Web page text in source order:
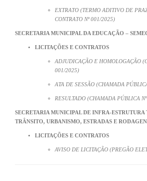
EXTRATO (TERMO ADITIVO DE
CONTRATO Nº 001/2025)
SECRETARIA MUNICIPAL DA EDUCAÇÃO –
LICITAÇÕES E CONTRATOS
ADJUDICAÇÃO E HOMOLOGAÇÃO
001/2025)
ATA DE SESSÃO (CHAMADA
RESULTADO (CHAMADA PÚBLICA
SECRETARIA MUNICIPAL DE INFRA-ESTRUTURA
TRÂNSITO, URBANISMO, ESTRADAS E
LICITAÇÕES E CONTRATOS
AVISO DE LICITAÇÃO (PREGÃO